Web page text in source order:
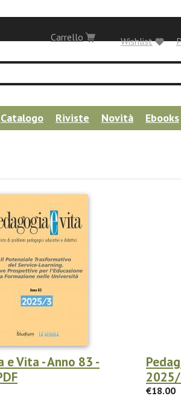
Carrello Wishlist
Catalogo Riviste Novità Ebooks
e Vita - Anno 83 -
€18.00